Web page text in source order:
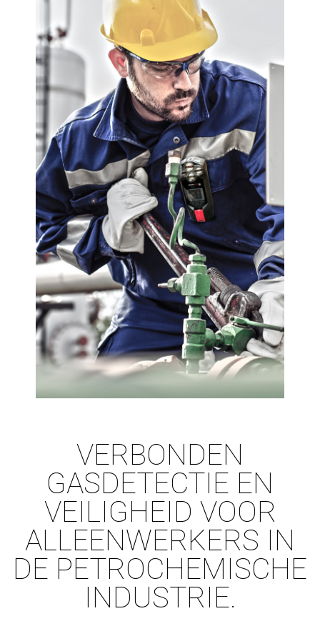
VERBONDEN
GASDETECTIE EN
VEILIGHEID VOOR
ALLEENWERKERS IN
DE PETROCHEMISCHE
INDUSTRIE.